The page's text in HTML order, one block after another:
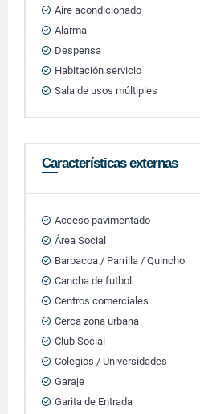
Aire acondicionado
Alarma
Despensa
Habitación servicio
Sala de usos múltiples
Características externas
Acceso pavimentado
Área Social
Barbacoa / Parrilla / Quincho
Cancha de futbol
Centros comerciales
Cerca zona urbana
Club Social
Colegios / Universidades
Garaje
Garita de Entrada